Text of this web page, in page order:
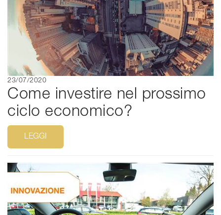
23/07/2020
Come investire nel prossimo
ciclo economico?
LEGGI